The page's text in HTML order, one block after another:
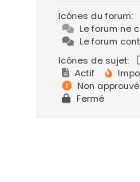
Icônes du forum:
Le forum ne
Le forum
Icônes de sujet:
Actif
Non approuvé
Fermé